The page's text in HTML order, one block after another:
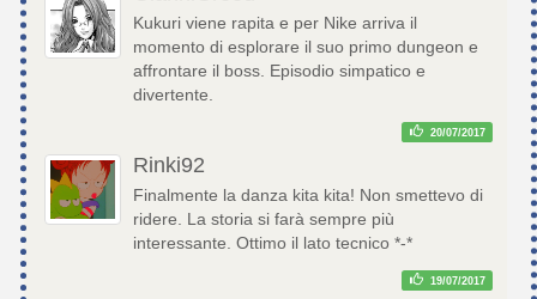
Kukuri viene rapita e per Nike arriva il
momento di esplorare il suo primo dungeon e
affrontare il boss. Episodio simpatico e
divertente.
20/07/2017
Rinki92
Finalmente la danza kita kita! Non smettevo di
ridere. La storia si farà sempre più
interessante. Ottimo il lato tecnico *-*
19/07/2017